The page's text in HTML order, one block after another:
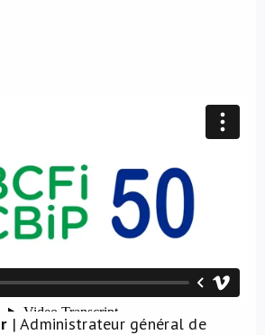
| Administrateur général de